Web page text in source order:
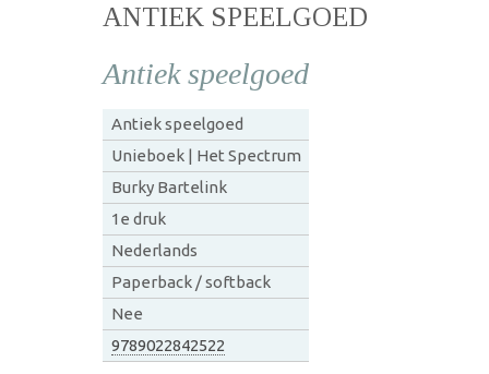
ANTIEK SPEELGOED
Antiek speelgoed
Antiek speelgoed
Unieboek | Het Spectrum
Burky Bartelink
1e druk
Nederlands
Paperback / softback
Nee
9789022842522